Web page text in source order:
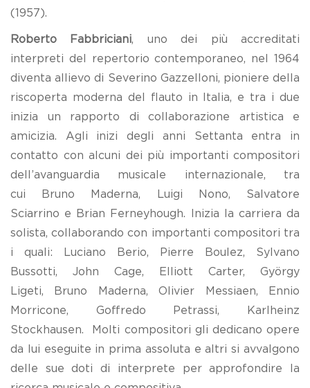
(1957).
Roberto Fabbriciani, uno dei più accreditati
interpreti del repertorio contemporaneo, nel 1964
diventa allievo di Severino Gazzelloni, pioniere della
riscoperta moderna del flauto in Italia, e tra i due
inizia un rapporto di collaborazione artistica e
amicizia. Agli inizi degli anni Settanta entra in
contatto con alcuni dei più importanti compositori
dell’avanguardia musicale internazionale, tra
cui Bruno Maderna, Luigi Nono, Salvatore
Sciarrino e Brian Ferneyhough. Inizia la carriera da
solista, collaborando con importanti compositori tra
i quali: Luciano Berio, Pierre Boulez, Sylvano
Bussotti, John Cage, Elliott Carter, György
Ligeti, Bruno Maderna, Olivier Messiaen, Ennio
Morricone, Goffredo Petrassi, Karlheinz
Stockhausen. Molti compositori gli dedicano opere
da lui eseguite in prima assoluta e altri si avvalgono
delle sue doti di interprete per approfondire la